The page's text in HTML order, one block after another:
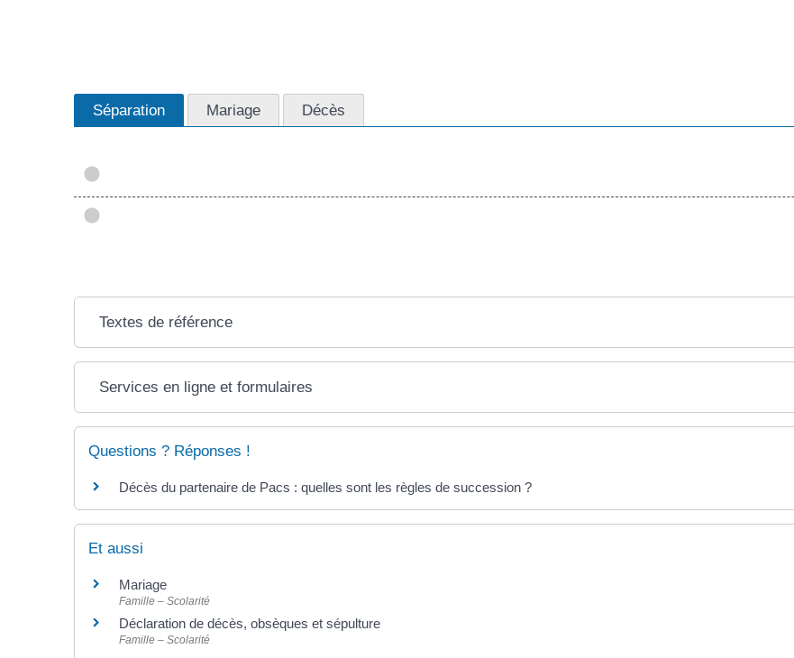
Séparation Mariage Décès
Textes de référence
Services en ligne et formulaires
Questions ? Réponses !
Décès du partenaire de Pacs : quelles sont les règles de succession ?
Et aussi
Mariage
Famille – Scolarité
Déclaration de décès, obsèques et sépulture
Famille – Scolarité